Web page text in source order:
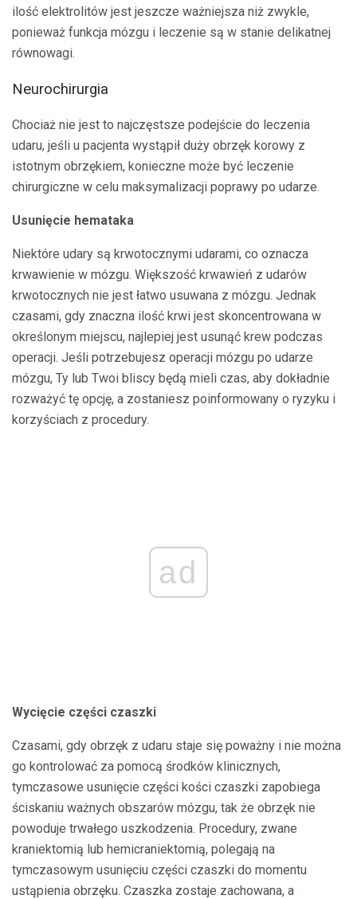
ilość elektrolitów jest jeszcze ważniejsza niż zwykle,
ponieważ funkcja mózgu i leczenie są w stanie delikatnej
równowagi.
Neurochirurgia
Chociaż nie jest to najczęstsze podejście do leczenia
udaru, jeśli u pacjenta wystąpił duży obrzęk korowy z
istotnym obrzękiem, konieczne może być leczenie
chirurgiczne w celu maksymalizacji poprawy po udarze.
Usunięcie hemataka
Niektóre udary są krwotocznymi udarami, co oznacza
krwawienie w mózgu. Większość krwawień z udarów
krwotocznych nie jest łatwo usuwana z mózgu. Jednak
czasami, gdy znaczna ilość krwi jest skoncentrowana w
określonym miejscu, najlepiej jest usunąć krew podczas
operacji. Jeśli potrzebujesz operacji mózgu po udarze
mózgu, Ty lub Twoi bliscy będą mieli czas, aby dokładnie
rozważyć tę opcję, a zostaniesz poinformowany o ryzyku i
korzyściach z procedury.
ad
Wycięcie części czaszki
Czasami, gdy obrzęk z udaru staje się poważny i nie można
go kontrolować za pomocą środków klinicznych,
tymczasowe usunięcie części kości czaszki zapobiega
ściskaniu ważnych obszarów mózgu, tak że obrzęk nie
powoduje trwałego uszkodzenia. Procedury, zwane
kraniektomią lub hemicraniektomią, polegają na
tymczasowym usunięciu części czaszki do momentu
ustąpienia obrzęku. Czaszka zostaje zachowana, a